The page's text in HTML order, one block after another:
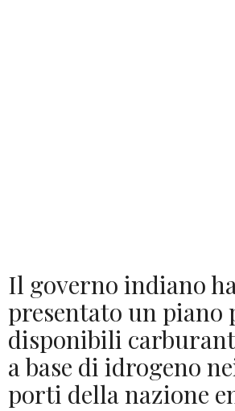
Il governo indiano
presentato un piano
disponibili
a base di idrogeno
porti della nazione